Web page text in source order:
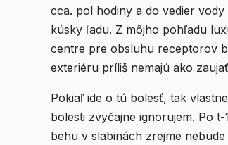
cca. pol hodiny a do vedier
kúsky ľadu. Z môjho pohľadu luxusný
centre pre obsluhu receptorov
exteriéru príliš nemajú ako
Pokiaľ ide o tú bolesť, tak
bolesti zvyčajne ignorujem. Po
behu v slabinách zrejme